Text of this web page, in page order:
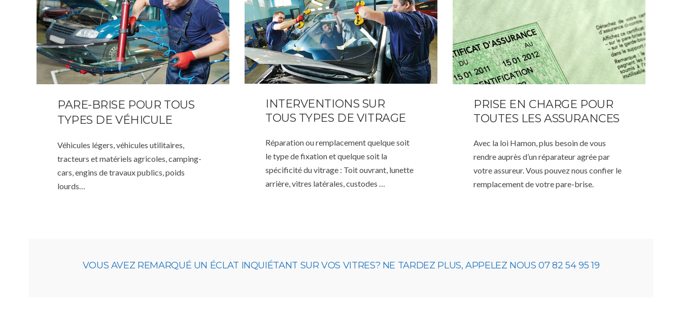
PARE-BRISE POUR TOUS
TYPES DE VÉHICULE
Véhicules légers, véhicules utilitaires,
tracteurs et matériels agricoles, camping-
cars, engins de travaux publics, poids
lourds…
INTERVENTIONS SUR
TOUS TYPES DE VITRAGE
Réparation ou remplacement quelque soit
le type de fixation et quelque soit la
spécificité du vitrage : Toit ouvrant, lunette
arrière, vitres latérales, custodes …
PRISE EN CHARGE POUR
TOUTES LES ASSURANCES
Avec la loi Hamon, plus besoin de vous
rendre auprès d’un réparateur agrée par
votre assureur. Vous pouvez nous confier le
remplacement de votre pare-brise.
VOUS AVEZ REMARQUÉ UN ÉCLAT INQUIÉTANT SUR VOS VITRES? NE TARDEZ PLUS, APPELEZ NOUS 07 82 54 95 19